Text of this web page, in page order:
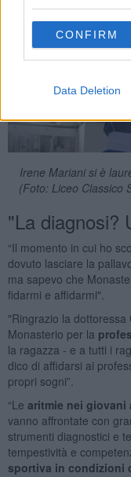
CONFIRM
Data Deletion
Irene Mariani si è
(Foto: Liceo Classico
"La diagnosi?
“Il momento in cui ho
dovuto lasciare la
ma sapevo che
fidarmi e affidarmi".
"Ringrazio la
Monasterio per la
la ragazza - e a tutti i
dico di affidarsi ai
propri sogni”.
“Le aritmie nei giovani
vanno affrontate con
strumenti diagnostici e
tempestività e
sportiva in condizioni